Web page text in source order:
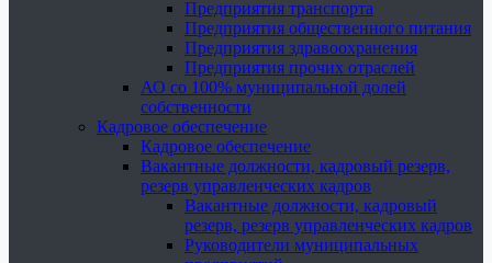
Предприятия транспорта
Предприятия общественного питания
Предприятия здравоохранения
Предприятия прочих отраслей
АО со 100% муниципальной долей
собственности
Кадровое обеспечение
Кадровое обеспечение
Вакантные должности, кадровый резерв,
резерв управленческих кадров
Вакантные должности, кадровый
резерв, резерв управленческих кадров
Руководители муниципальных